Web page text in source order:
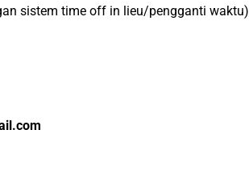
sistem time off in lieu/pengganti waktu)